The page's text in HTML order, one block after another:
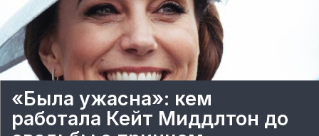
«Была ужасна»: кем
работала Кейт Миддлтон до